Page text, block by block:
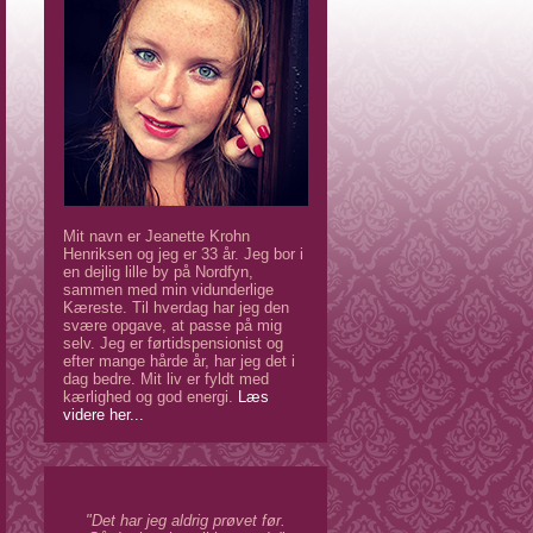
Mit navn er Jeanette Krohn
Henriksen og jeg er 33 år. Jeg bor i
en dejlig lille by på Nordfyn,
sammen med min vidunderlige
Kæreste. Til hverdag har jeg den
svære opgave, at passe på mig
selv. Jeg er førtidspensionist og
efter mange hårde år, har jeg det i
dag bedre. Mit liv er fyldt med
kærlighed og god energi. Læs
videre her...
"Det har jeg aldrig prøvet før.